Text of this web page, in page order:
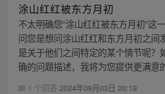
涂山红红被东方月初
不太明确您“涂山红红被东方月初”这
问您是想问涂山红红和东方月初之间
是关于他们之间特定的某个情节呢？
确的问题描述，我将为您提供更满意
1 个回答 2024年09月03日 20:19